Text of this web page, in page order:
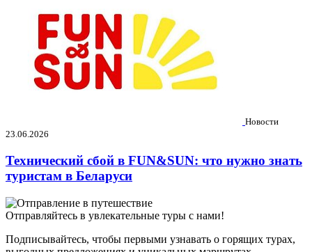
Новости
23.06.2026
Технический сбой в FUN&SUN: что нужно знать
туристам в Беларуси
Отправляйтесь в увлекательные туры с нами!
Подписывайтесь, чтобы первыми узнавать о горящих турах,